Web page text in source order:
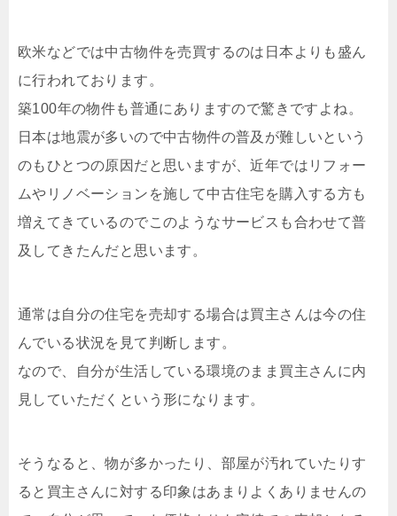
欧米などでは中古物件を売買するのは日本よりも盛ん
に行われております。
築100年の物件も普通にありますので驚きですよね。
日本は地震が多いので中古物件の普及が難しいという
のもひとつの原因だと思いますが、近年ではリフォー
ムやリノベーションを施して中古住宅を購入する方も
増えてきているのでこのようなサービスも合わせて普
及してきたんだと思います。
通常は自分の住宅を売却する場合は買主さんは今の住
んでいる状況を見て判断します。
なので、自分が生活している環境のまま買主さんに内
見していただくという形になります。
そうなると、物が多かったり、部屋が汚れていたりす
ると買主さんに対する印象はあまりよくありませんの